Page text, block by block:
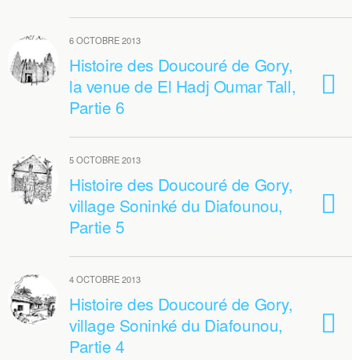
6 OCTOBRE 2013
Histoire des Doucouré de Gory,
la venue de El Hadj Oumar Tall,
Partie 6
5 OCTOBRE 2013
Histoire des Doucouré de Gory,
village Soninké du Diafounou,
Partie 5
4 OCTOBRE 2013
Histoire des Doucouré de Gory,
village Soninké du Diafounou,
Partie 4